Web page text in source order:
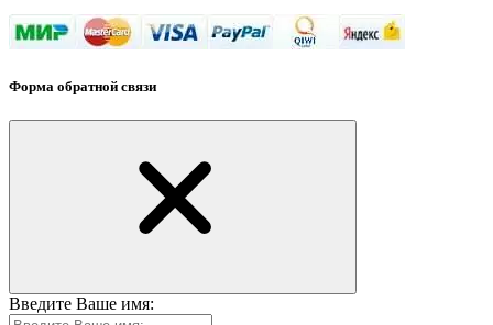
Форма обратной связи
Введите Ваше имя: